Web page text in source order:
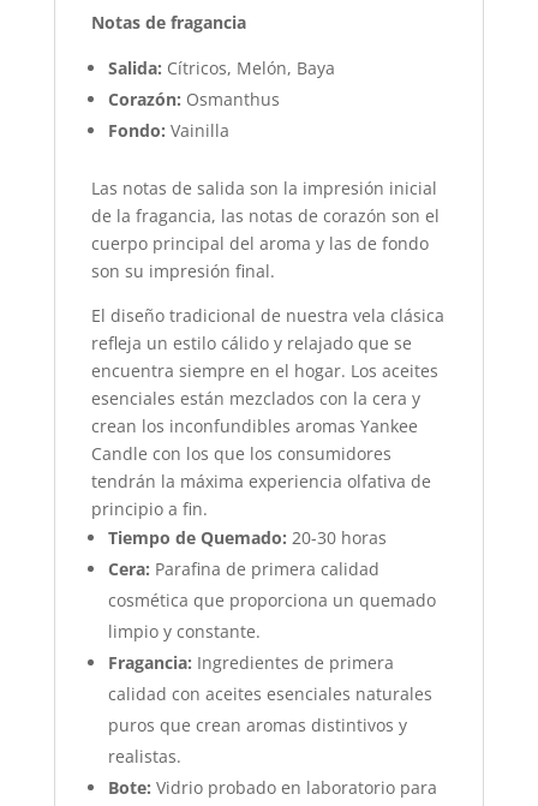
Notas de fragancia
Salida: Cítricos, Melón, Baya
Corazón: Osmanthus
Fondo: Vainilla
Las notas de salida son la impresión inicial
de la fragancia, las notas de corazón son el
cuerpo principal del aroma y las de fondo
son su impresión final.
El diseño tradicional de nuestra vela clásica
refleja un estilo cálido y relajado que se
encuentra siempre en el hogar. Los aceites
esenciales están mezclados con la cera y
crean los inconfundibles aromas Yankee
Candle con los que los consumidores
tendrán la máxima experiencia olfativa de
principio a fin.
Tiempo de Quemado: 20-30 horas
Cera: Parafina de primera calidad
cosmética que proporciona un quemado
limpio y constante.
Fragancia: Ingredientes de primera
calidad con aceites esenciales naturales
puros que crean aromas distintivos y
realistas.
Bote: Vidrio probado en laboratorio para